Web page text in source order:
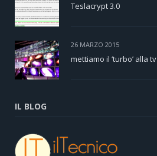
Teslacrypt 3.0
26 MARZO 2015
mettiamo il ‘turbo’ alla tv
IL BLOG